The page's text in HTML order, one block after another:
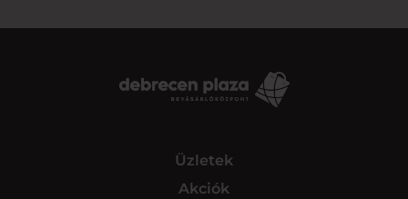
Üzletek
Akciók